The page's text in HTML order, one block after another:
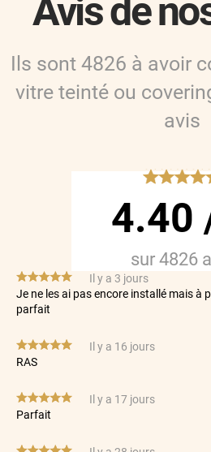
Avis de
Ils sont 4826 à avoir
vitre teinté ou
avis
4.40
sur 4826
*****
Je ne les ai pas encore installé mais à
parfait
Il y a 3 jours
*****
RAS
Il y a 16 jours
*****
Parfait
Il y a 17 jours